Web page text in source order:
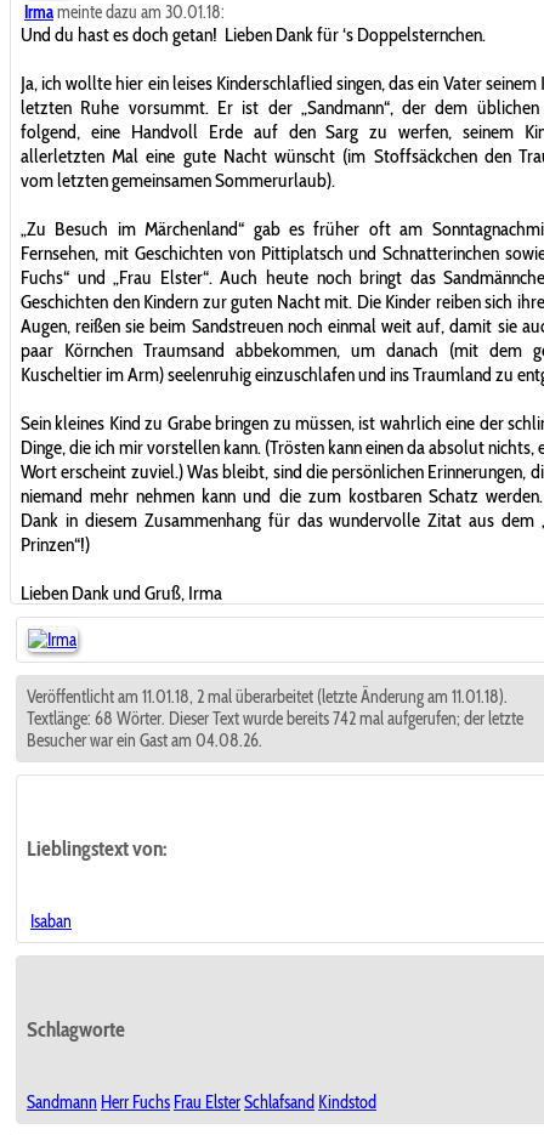
Irmameinte dazu am 30.01.18:
Und du hast es doch getan! Lieben Dank für ‘s Doppelsternchen.
Ja, ich wollte hier ein leises Kinderschlaflied singen, das ein Vater seinem
letzten Ruhe vorsummt. Er ist der „Sandmann“, der dem üblichen
folgend, eine Handvoll Erde auf den Sarg zu werfen, seinem
allerletzten Mal eine gute Nacht wünscht (im Stoffsäckchen den
vom letzten gemeinsamen Sommerurlaub).
„Zu Besuch im Märchenland“ gab es früher oft am
Fernsehen, mit Geschichten von Pittiplatsch und Schnatterinchen
Fuchs“ und „Frau Elster“. Auch heute noch bringt das
Geschichten den Kindern zur guten Nacht mit. Die Kinder reiben sich
Augen, reißen sie beim Sandstreuen noch einmal weit auf, damit sie
paar Körnchen Traumsand abbekommen, um danach (mit dem
Kuscheltier im Arm) seelenruhig einzuschlafen und ins Traumland zu
Sein kleines Kind zu Grabe bringen zu müssen, ist wahrlich eine der
Dinge, die ich mir vorstellen kann. (Trösten kann einen da absolut nichts,
Wort erscheint zuviel.) Was bleibt, sind die persönlichen Erinnerungen,
niemand mehr nehmen kann und die zum kostbaren Schatz
Dank in diesem Zusammenhang für das wundervolle Zitat aus dem
Prinzen“!)
Lieben Dank und Gruß, Irma
Veröffentlicht am 11.01.18, 2 mal überarbeitet (letzte Änderung am 11.01.18).
Textlänge: 68 Wörter. Dieser Text wurde bereits 742 mal aufgerufen; der letzte
Besucher war ein Gast am 04.08.26.
Lieblingstextvon:
Isaban
Schlagworte
Sandmann Herr Fuchs Frau ElsterSchlafsand Kindstod